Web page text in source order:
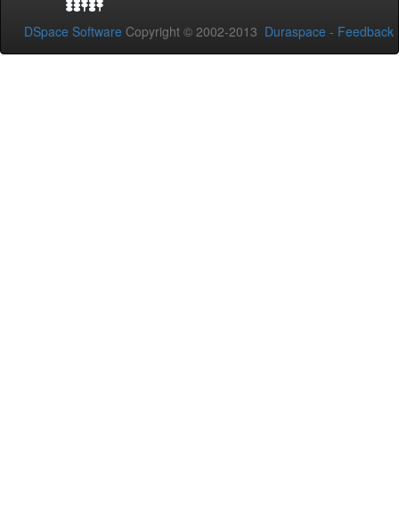
DSpace Software Copyright © 2002-2013 Duraspace - Feedback